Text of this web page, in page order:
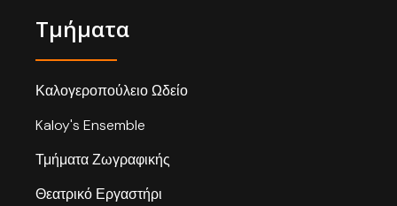
Τμήματα
Καλογεροπούλειο Ωδείο
Kaloy's Ensemble
Τμήματα Ζωγραφικής
Θεατρικό Εργαστήρι